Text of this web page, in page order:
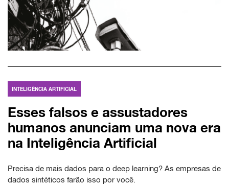
INTELIGÊNCIA ARTIFICIAL
Esses falsos e assustadores
humanos anunciam uma nova era
na Inteligência Artificial
Precisa de mais dados para o deep learning? As empresas de
dados sintéticos farão isso por você.